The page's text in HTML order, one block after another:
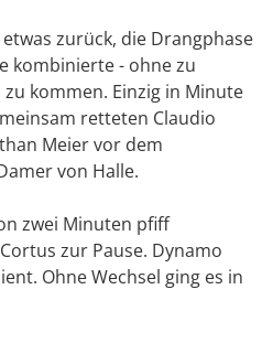
zurück, die Drangphase
kombinierte - ohne zu
kommen. Einzig in Minute
retteten Claudio
Meier vor dem
von Halle.
zwei Minuten pfiff
zur Pause. Dynamo
Ohne Wechsel ging es in